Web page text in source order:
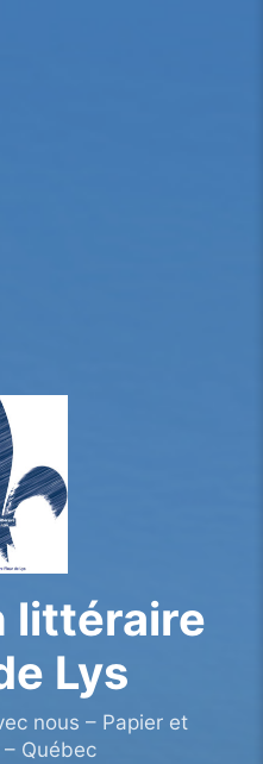
littéraire
Lys
nous – Papier et
Québec